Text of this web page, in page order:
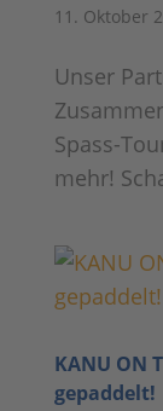
11. Oktober
Unser
Spass-
mehr!
KANU ON
gepaddelt!